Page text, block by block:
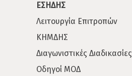
ΕΣΗΔΗΣ
Λειτουργία Επιτροπών
ΚΗΜΔΗΣ
Διαγωνιστικές Διαδικασίες
Οδηγοί ΜΟΔ